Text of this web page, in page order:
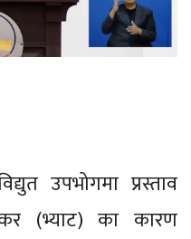
उपभोगमा प्रस्ताव
(भ्याट) का कारण